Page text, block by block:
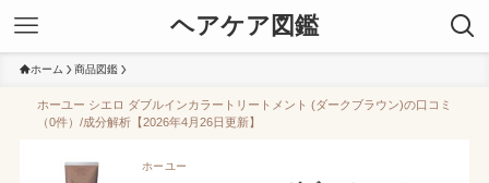
ヘアケア図鑑
ホーム 商品図鑑
ホーユー シエロ ダブルインカラートリートメント (ダークブラウン)の口コミ
（0件）/成分解析【2026年4月26日更新】
ホーユー